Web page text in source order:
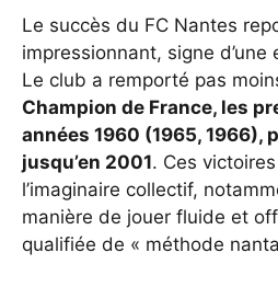
Le succès du FC Nantes
impressionnant, signe
Le club a remporté pas
Champion de France, les
années 1960 (1965, 1966),
jusqu’en 2001. Ces
l’imaginaire collectif,
manière de jouer fluide et
qualifiée de « méthode